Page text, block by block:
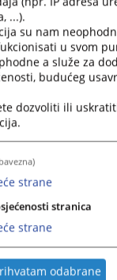
kancelarije
rada
odjeljenje
(parnični i
naći u
radnih
nalazi u "Akti
2873PREGLEDA
...).
su nam
u svom
a služe za
budućeg
dozvoliti ili
strane
stranica
strane
odabrane